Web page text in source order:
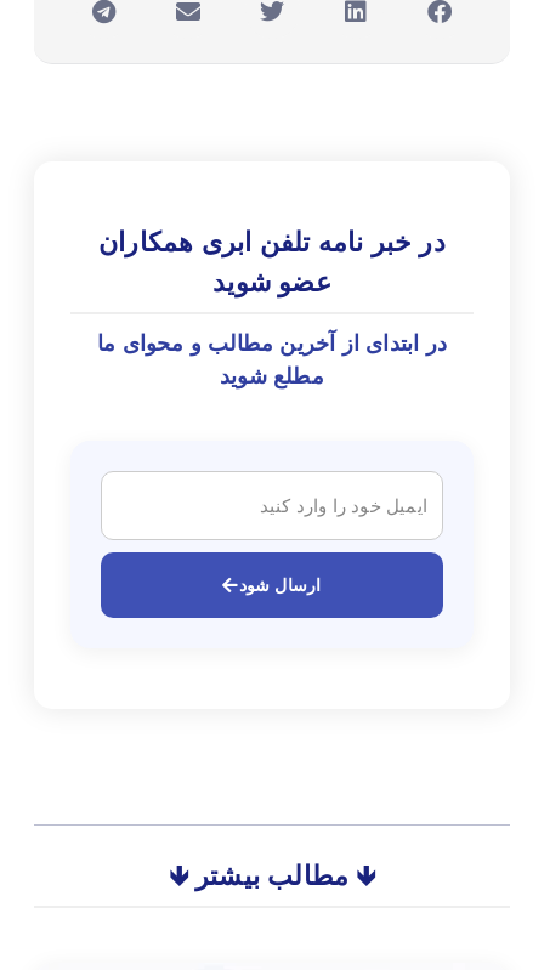
در خبر نامه تلفن ابری همکاران
عضو شوید
در ابتدای از آخرین مطالب و محوای ما
مطلع شوید
ارسال شود
🡻 مطالب بیشتر 🡻